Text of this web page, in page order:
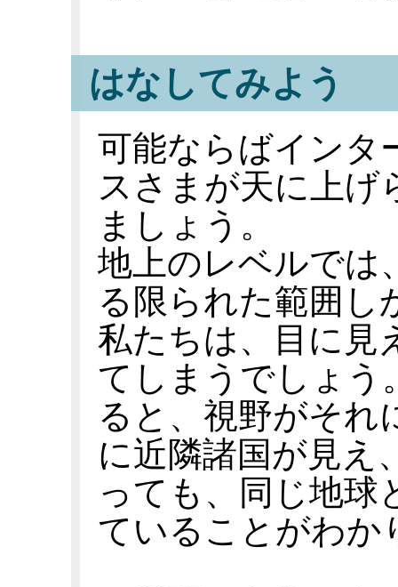
はなしてみよう
可能ならばインタ
スさまが天に上げ
ましょう。
地上のレベルでは
る限られた範囲し
私たちは、目に見
てしまうでしょう
ると、視野がそれ
に近隣諸国が見え
っても、同じ地球
ていることがわか